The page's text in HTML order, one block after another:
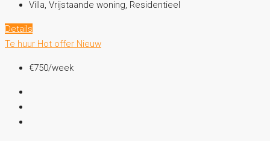
Villa, Vrijstaande woning, Residentieel
Details
Te huur Hot offer Nieuw
€750/week